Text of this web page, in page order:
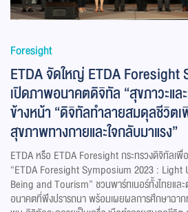
Foresight
ETDA จัดใหญ่ ETDA
เปิดภาพอนาคตดิจิทัล “สุขภาวะแล
ข้างหน้า “ดิจิทัลทำลายสมดุลชีวิต
สุขภาพทางกายและใจกลับมาแรง”
ETDA หรือ ETDA Foresight กระทรวงดิจิทัลเ
“ETDA Foresight Symposium 2023 :
Being and Tourism” ชวนพาร์ทเนอร์ทั้งไทยแล
อนาคตที่พึงปรารถนา พร้อมเผยผลการศึกษาฉา